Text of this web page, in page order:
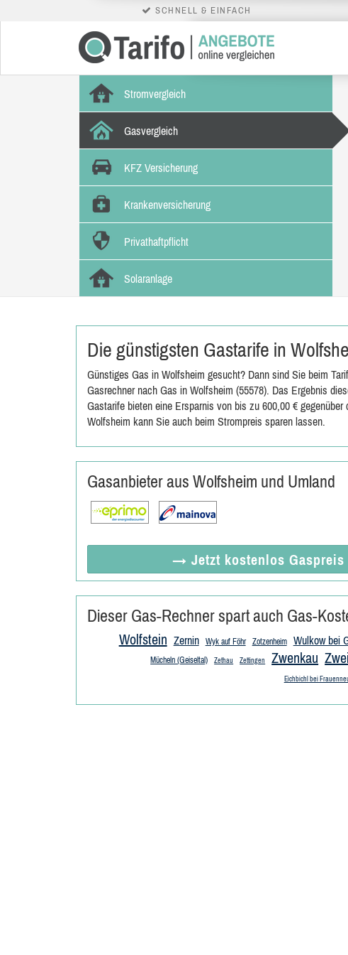
SCHNELL & EINFACH
Stromvergleich
Gasvergleich
KFZ Versicherung
Krankenversicherung
Privathaftpflicht
Solaranlage
Die günstigsten Gastarife in
Günstiges Gas in Wolfsheim gesucht? Dann sind Sie beim
Gasrechner nach Gas in Wolfsheim (55578). Das Ergebnis
Gastarife bieten eine Ersparnis von bis zu 600,00 € gegenüber
Wolfsheim kann Sie auch beim Strompreis sparen lassen.
Gasanbieter aus Wolfsheim und Umland
→ Jetzt kostenlos
Dieser Gas-Rechner spart auch Gas-
Wolfstein Zernin Wyk auf Föhr Zotzenheim Wulkow bei
Mücheln (Geiseltal) Zethau Zettingen Zwenkau
Eichbichl bei